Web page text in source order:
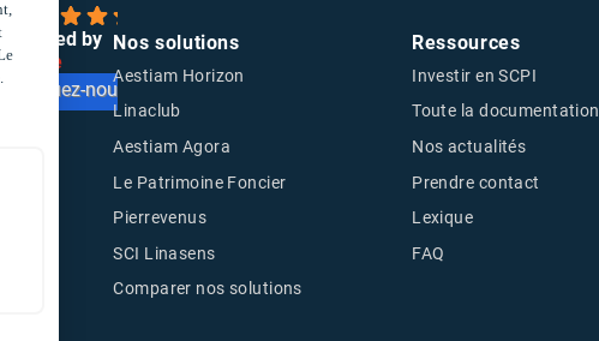
4.3
powered by
G
e
évaluez-nous sur
Nos solutions
Aestiam Horizon
Linaclub
Aestiam Agora
Le Patrimoine Foncier
Pierrevenus
SCI Linasens
Comparer nos solutions
Ressources
Investir en SCPI
Toute la documentation
Nos actualités
Prendre contact
Lexique
FAQ